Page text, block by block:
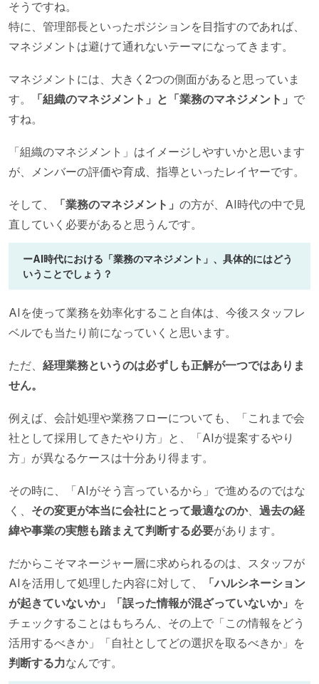
そうですね。
特に、管理部長といったポジションを目指すのであれば、
マネジメントは避けて通れないテーマになってきます。
マネジメントには、大きく2つの側面があると思っていま
す。
「組織のマネジメント」と「業務のマネジメント」 で
すね。
「組織のマネジメント」はイメージしやすいかと思います
が、メンバーの評価や育成、指導といったレイヤーです。
そして、 「業務のマネジメント」 の方が、AI時代の中で見
直していく必要があると思うんです。
ーAI時代における「業務のマネジメント」、具体的にはどう
いうことでしょう？
AIを使って業務を効率化すること自体は、今後スタッフレ
ベルでも当たり前になっていくと思います。
ただ、 経理業務というのは必ずしも正解が一つではありま
せん。
例えば、会計処理や業務フローについても、「これまで会
社として採用してきたやり方」と、「AIが提案するやり
方」が異なるケースは十分あり得ます。
その時に、「AIがそう言っているから」で進めるのではな
く、 その変更が本当に会社にとって最適なのか、 過去の経
緯や事業の実態も踏まえて判断する必要があります。
だからこそマネージャー層に求められるのは、スタッフが
AIを活用して処理した内容に対して、
「ハルシネーション
が起きていないか」「誤った情報が混ざっていないか」 を
チェックすることはもちろん、その上で「この情報をどう
活用するべきか」「自社としてどの選択を取るべきか」を
判断する力なんです。